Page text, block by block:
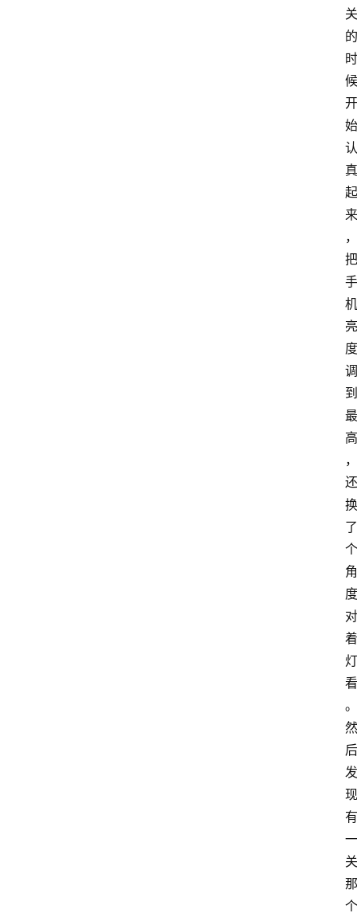
关
的
时
候
开
始
认
真
起
来
，
把
手
机
亮
度
调
到
最
高
，
还
换
了
个
角
度
对
着
灯
看
。
然
后
发
现
有
一
关
那
个